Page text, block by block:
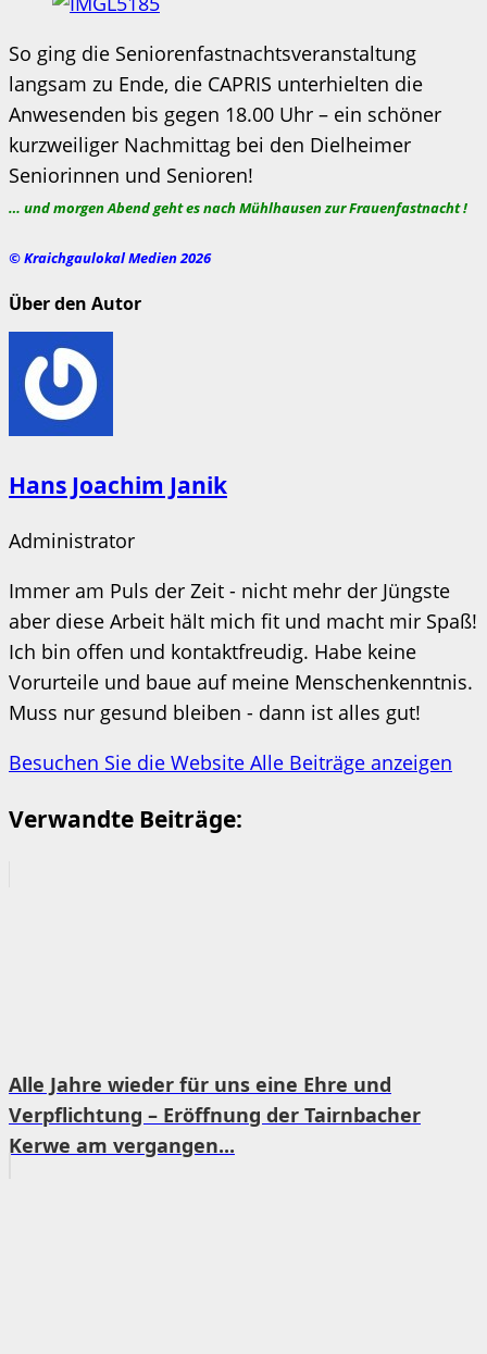
So ging die Seniorenfastnachtsveranstaltung
langsam zu Ende, die CAPRIS unterhielten die
Anwesenden bis gegen 18.00 Uhr – ein schöner
kurzweiliger Nachmittag bei den Dielheimer
Seniorinnen und Senioren!
… und morgen Abend geht es nach Mühlhausen zur Frauenfastnacht !
© Kraichgaulokal Medien 2026
Über den Autor
Hans Joachim Janik
Administrator
Immer am Puls der Zeit - nicht mehr der Jüngste
aber diese Arbeit hält mich fit und macht mir Spaß!
Ich bin offen und kontaktfreudig. Habe keine
Vorurteile und baue auf meine Menschenkenntnis.
Muss nur gesund bleiben - dann ist alles gut!
Besuchen Sie die Website Alle Beiträge anzeigen
Verwandte Beiträge:
Alle Jahre wieder für uns eine Ehre und
Verpflichtung – Eröffnung der Tairnbacher
Kerwe am vergangen...